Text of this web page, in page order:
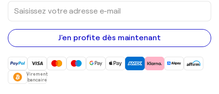
Saisissez
votre
adresse
e-
mail
J'en profite dès maintenant
Virement
bancaire